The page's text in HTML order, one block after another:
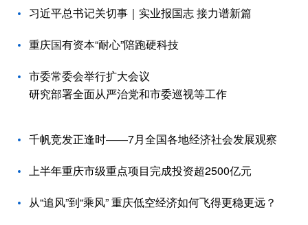
习近平总书记关切事｜实业报国志 接力谱新篇
重庆国有资本“耐心”陪跑硬科技
市委常委会举行扩大会议
研究部署全面从严治党和市委巡视等工作
千帆竞发正逢时——7月全国各地经济社会发展观察
上半年重庆市级重点项目完成投资超2500亿元
从“追风”到“乘风” 重庆低空经济如何飞得更稳更远？